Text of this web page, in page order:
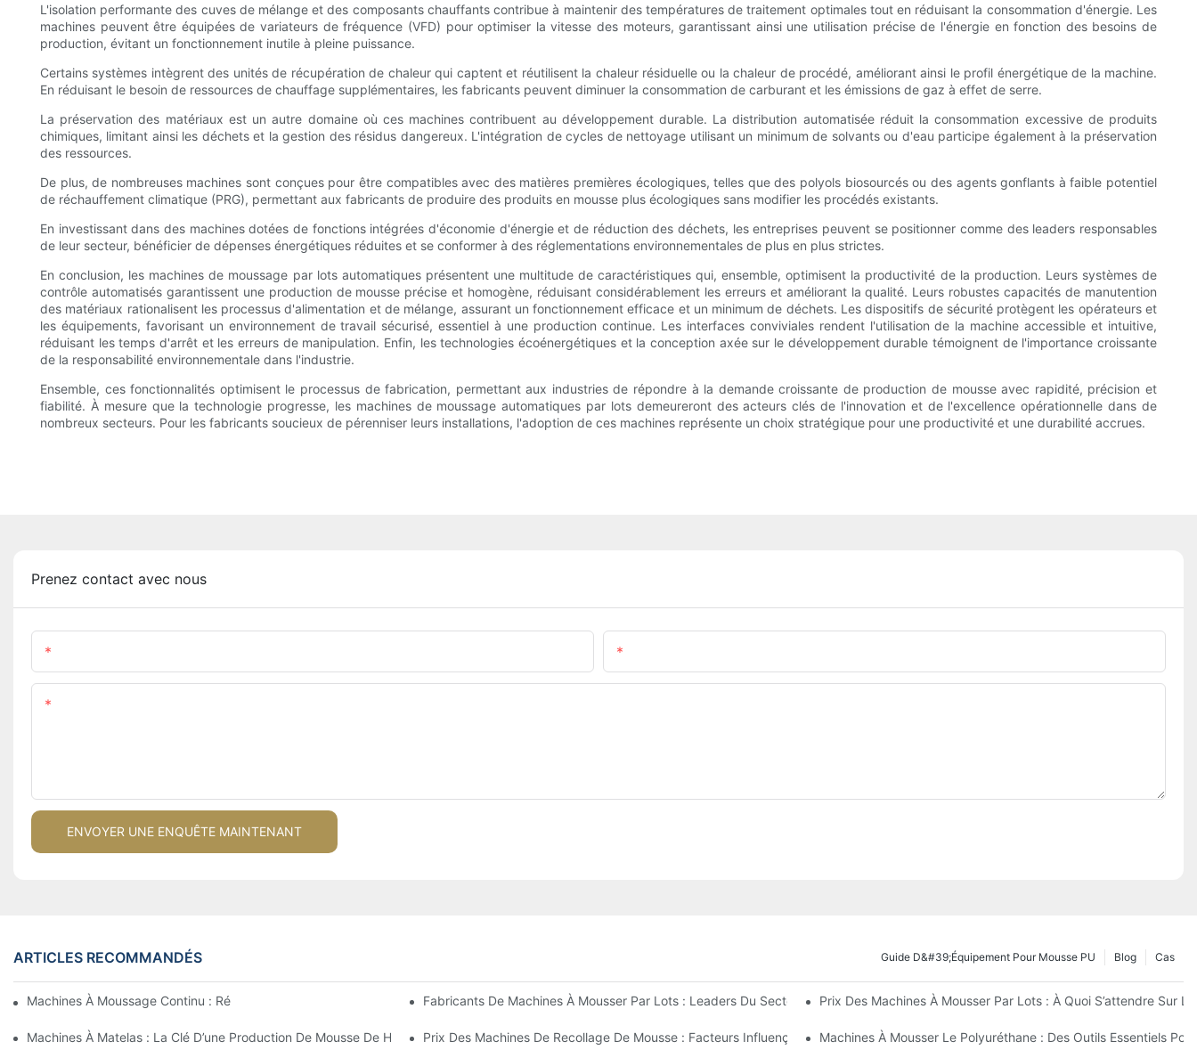
L'isolation performante des cuves de mélange et des composants chauffants contribue à maintenir des températures de traitement optimales tout en réduisant la consommation d'énergie. Les
machines peuvent être équipées de variateurs de fréquence (VFD) pour optimiser la vitesse des moteurs, garantissant ainsi une utilisation précise de l'énergie en fonction des besoins de
production, évitant un fonctionnement inutile à pleine puissance.
Certains systèmes intègrent des unités de récupération de chaleur qui captent et réutilisent la chaleur résiduelle ou la chaleur de procédé, améliorant ainsi le profil énergétique de la machine.
En réduisant le besoin de ressources de chauffage supplémentaires, les fabricants peuvent diminuer la consommation de carburant et les émissions de gaz à effet de serre.
La préservation des matériaux est un autre domaine où ces machines contribuent au développement durable. La distribution automatisée réduit la consommation excessive de produits
chimiques, limitant ainsi les déchets et la gestion des résidus dangereux. L'intégration de cycles de nettoyage utilisant un minimum de solvants ou d'eau participe également à la préservation
des ressources.
De plus, de nombreuses machines sont conçues pour être compatibles avec des matières premières écologiques, telles que des polyols biosourcés ou des agents gonflants à faible potentiel
de réchauffement climatique (PRG), permettant aux fabricants de produire des produits en mousse plus écologiques sans modifier les procédés existants.
En investissant dans des machines dotées de fonctions intégrées d'économie d'énergie et de réduction des déchets, les entreprises peuvent se positionner comme des leaders responsables
de leur secteur, bénéficier de dépenses énergétiques réduites et se conformer à des réglementations environnementales de plus en plus strictes.
En conclusion, les machines de moussage par lots automatiques présentent une multitude de caractéristiques qui, ensemble, optimisent la productivité de la production. Leurs systèmes de
contrôle automatisés garantissent une production de mousse précise et homogène, réduisant considérablement les erreurs et améliorant la qualité. Leurs robustes capacités de manutention
des matériaux rationalisent les processus d'alimentation et de mélange, assurant un fonctionnement efficace et un minimum de déchets. Les dispositifs de sécurité protègent les opérateurs et
les équipements, favorisant un environnement de travail sécurisé, essentiel à une production continue. Les interfaces conviviales rendent l'utilisation de la machine accessible et intuitive,
réduisant les temps d'arrêt et les erreurs de manipulation. Enfin, les technologies écoénergétiques et la conception axée sur le développement durable témoignent de l'importance croissante
de la responsabilité environnementale dans l'industrie.
Ensemble, ces fonctionnalités optimisent le processus de fabrication, permettant aux industries de répondre à la demande croissante de production de mousse avec rapidité, précision et
fiabilité. À mesure que la technologie progresse, les machines de moussage automatiques par lots demeureront des acteurs clés de l'innovation et de l'excellence opérationnelle dans de
nombreux secteurs. Pour les fabricants soucieux de pérenniser leurs installations, l'adoption de ces machines représente un choix stratégique pour une productivité et une durabilité accrues.
Prenez contact avec nous
ENVOYER UNE ENQUÊTE MAINTENANT
ARTICLES RECOMMANDÉS Cas
Blog
Guide D&#39;équipement Pour Mousse PU
Machines À Moussage Continu : Révolutionner La Production De MousseFabricants De Machines À Mousser Par Lots : Leaders Du Secteur Prix ​​des Machines À Mousser Par Lots : À Quoi S’attendre Sur
Machines À Matelas : La Clé D’une Production De Mousse De Haute QualitéPrix ​​des Machines De Recollage De Mousse : Facteurs Influençant Le CoûtMachines À Mousser Le Polyuréthane : Des Outils Essentiels